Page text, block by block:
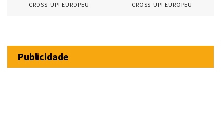
CROSS-UP! EUROPEU CROSS-UP! EUROPEU
Publicidade